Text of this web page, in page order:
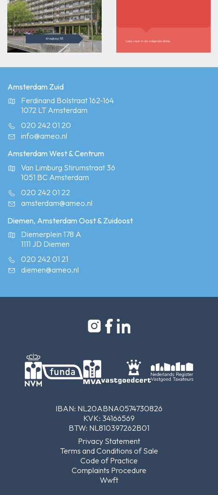
Amsterdam Zuid
Ferdinand Bolstraat 162-164
1072 LT Amsterdam
020 242 01 20
info@ameo.nl
Amsterdam West & Centrum
Van Limburg Stirumstraat 36
1051 BC Amsterdam
020 242 01 22
amsterdam@ameo.nl
Diemen, Amsterdam Oost & Zuidoost
Diemerplein 178 A
1111 JD Diemen
020 242 01 21
diemen@ameo.nl
IBAN: NL20ABNA0574730826
KVK: 34166569
BTW: NL810397262B01
Privacy Statement
Terms and Conditions of Sale
Code of Practice
Complaints Procedure
Wwft